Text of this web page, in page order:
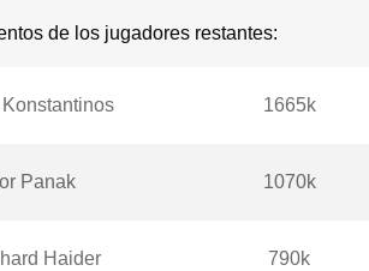
de los jugadores restantes:
1665k
Panak 1070k
Haider 790k